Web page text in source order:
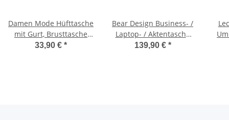
Damen Mode Hüfttasche
mit Gurt, Brusttasche
mit bereitem Gurt,
33,90 € *
Bear Design Business- /
Laptop- / Aktentasche
Collegetasche XXL
139,90 € *